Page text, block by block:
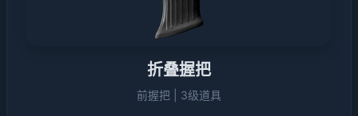
折叠握把
前握把 | 3级道具